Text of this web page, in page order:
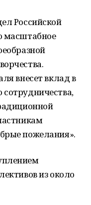
Российской
масштабное
внесет вклад в
пожелания».
из около